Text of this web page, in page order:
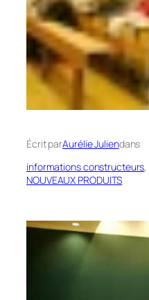
Écrit parAurélie Juliendans
informations constructeurs,
NOUVEAUX PRODUITS